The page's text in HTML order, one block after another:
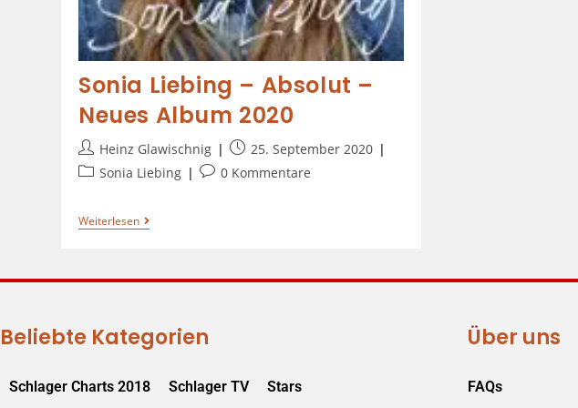
Sonia Liebing – Absolut –
Neues Album 2020
Heinz Glawischnig
25. September 2020
Sonia Liebing
0 Kommentare
Weiterlesen
Beliebte Kategorien
Schlager Charts 2018 Schlager TV Stars
Über uns
FAQs